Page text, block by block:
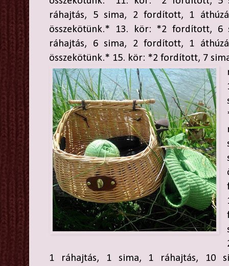
ráhajtás, 5 sima, 2 fordított, 1
összekötünk.* 13. kör: *2 fordított, 6
ráhajtás, 6 sima, 2 fordított, 1
összekötünk.* 15. kör: *2 fordított, 7
1 ráhajtás, 1 sima, 1 ráhajtás, 10